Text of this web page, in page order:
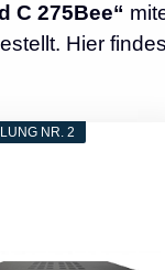
C 275Bee“
Hier
NR. 2